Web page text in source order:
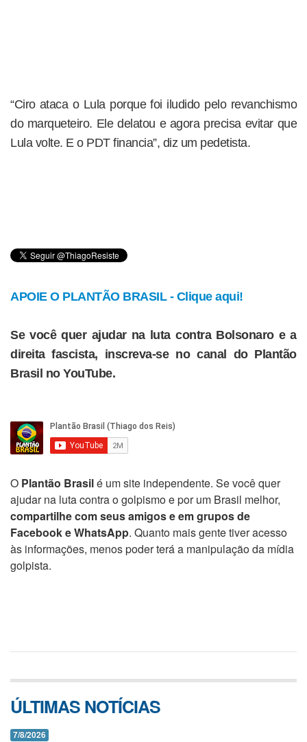
“Ciro ataca o Lula porque foi iludido pelo revanchismo
do marqueteiro. Ele delatou e agora precisa evitar que
Lula volte. E o PDT financia”, diz um pedetista.
APOIE O PLANTÃO BRASIL - Clique aqui!
Se você quer ajudar na luta contra Bolsonaro e a
direita fascista, inscreva-se no canal do Plantão
Brasil no YouTube.
O Plantão Brasilé um site independente. Se você quer
ajudar na luta contra o golpismo e por um Brasil melhor,
compartilhe com seus amigos e em grupos de
Facebook e WhatsApp. Quanto mais gente tiver acesso
às informações, menos poder terá a manipulação da mídia
golpista.
ÚLTIMAS NOTÍCIAS
7/8/2026